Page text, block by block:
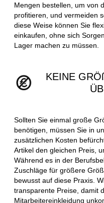
Mengen bestellen, um von
profitieren, und vermeiden
diese Weise können Sie
einkaufen, ohne sich
Lager machen zu müssen.
KEINE
Sollten Sie einmal große
benötigen, müssen Sie in
zusätzlichen Kosten
Artikel den gleichen Preis,
Während es in der
Zuschläge für größere
bewusst auf diese Praxis.
transparente Preise, damit
Mitarbeitereinkleidung